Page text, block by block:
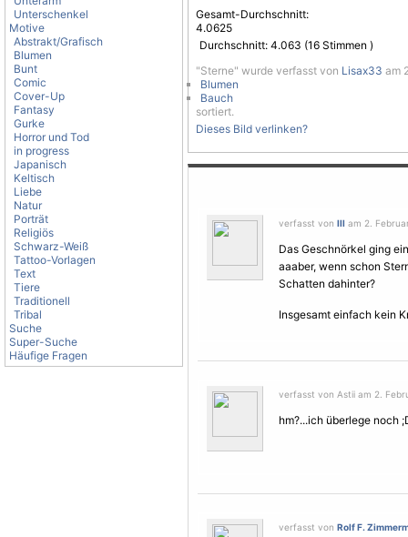
Unterschenkel
Motive
Abstrakt/Grafisch
Blumen
Bunt
Comic
Cover-Up
Fantasy
Gurke
Horror und Tod
in progress
Japanisch
Keltisch
Liebe
Natur
Porträt
Religiös
Schwarz-Weiß
Tattoo-Vorlagen
Text
Tiere
Traditionell
Tribal
Suche
Super-Suche
Häufige Fragen
Gesamt-Durchschnitt:
4.0625
Durchschnitt: 4.063 (16 Stimmen )
"Sterne" wurde verfasst von Lisax33 am
Blumen
Bauch
sortiert.
Dieses Bild verlinken?
verfasst von lll am 2.
Das Geschnörkel ging
aaaber, wenn schon
Schatten dahinter?
Insgesamt einfach kein
verfasst von Astii am 2.
hm?...ich überlege noch
verfasst von Rolf F.